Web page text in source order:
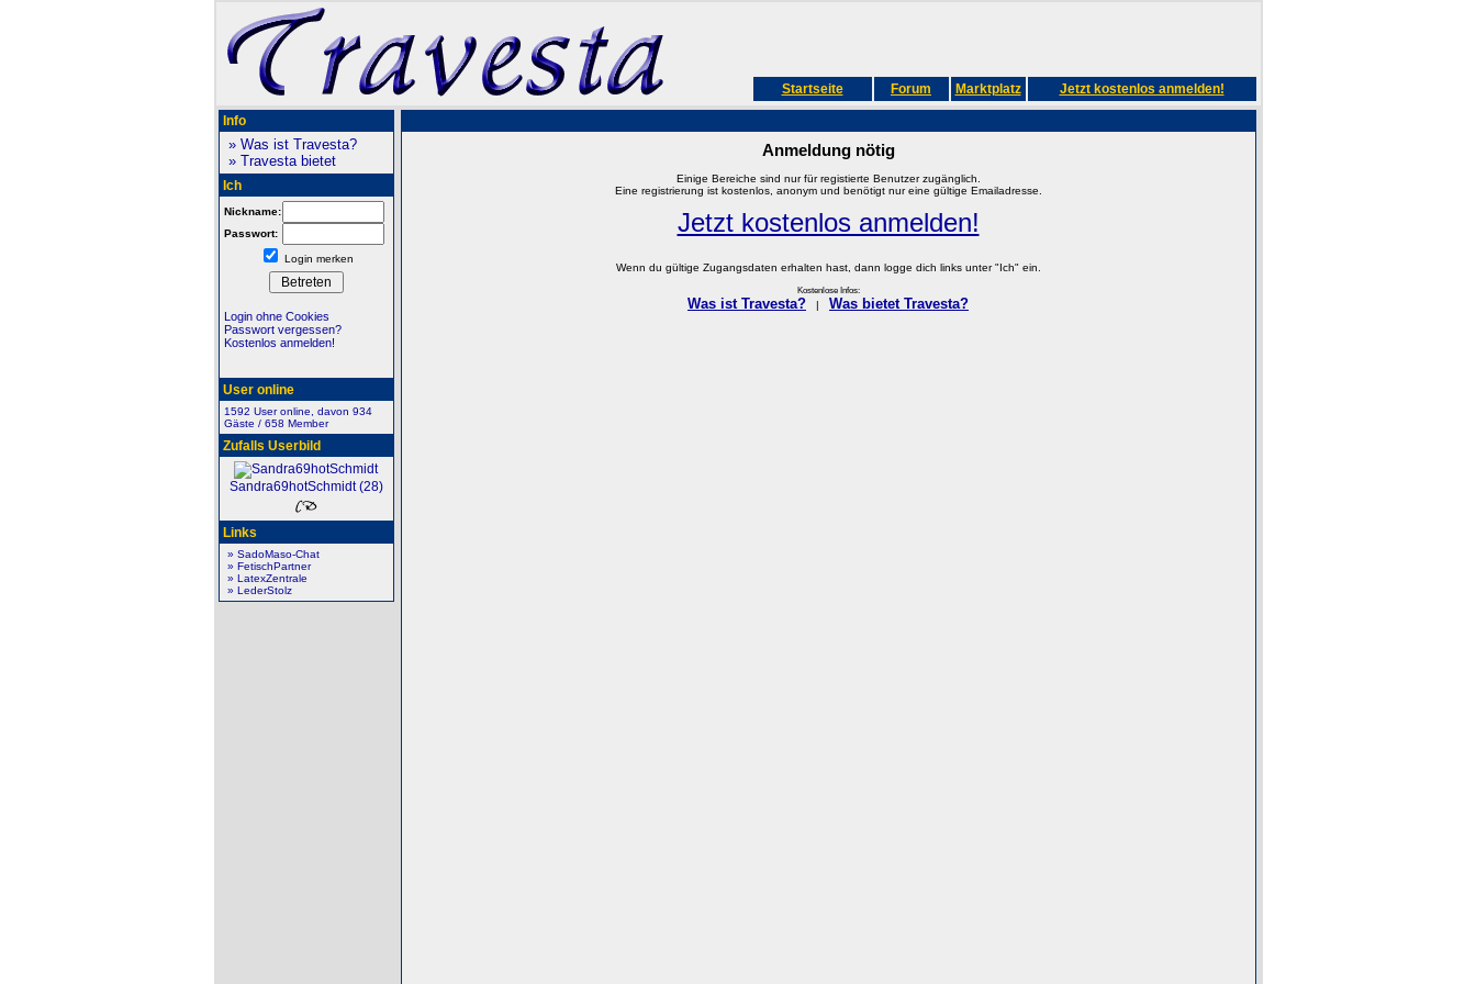
Startseite Forum Marktplatz Jetzt kostenlos anmelden!
Info
» Was ist Travesta?
» Travesta bietet
Ich
Nickname:
Passwort:
Login merken
Login ohne Cookies
Passwort vergessen?
Kostenlos anmelden!
User online
1592 User online, davon 934
Gäste / 658 Member
Zufalls Userbild
Sandra69hotSchmidt (28)
Links
» SadoMaso-Chat
» FetischPartner
» LatexZentrale
» LederStolz
Anmeldung nötig
Einige Bereiche sind nur für registierte Benutzer zugänglich.
Eine registrierung ist kostenlos, anonym und benötigt nur eine gültige Emailadresse.
Jetzt kostenlos anmelden!
Wenn du gültige Zugangsdaten erhalten hast, dann logge dich links unter "Ich" ein.
Kostenlose Infos:
Was ist Travesta? Was bietet Travesta?